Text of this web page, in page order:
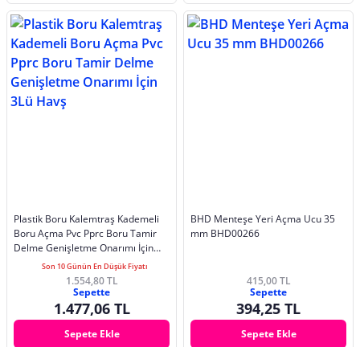
Plastik Boru Kalemtraş Kademeli
Boru Açma Pvc Pprc Boru Tamir
Delme Genişletme Onarımı İçin
3Lü HavşSon 10 Günün En Düşük Fiyatı
1.554,80 TL
Sepette
1.477,06 TL
Sepete Ekle
BHD Menteşe Yeri Açma Ucu 35
mm BHD00266
415,00 TL
Sepette
394,25 TL
Sepete Ekle